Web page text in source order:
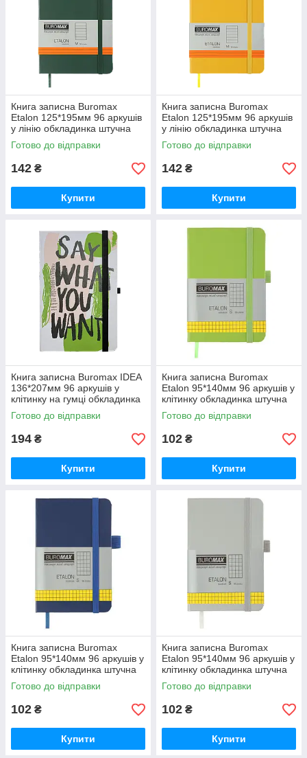
Книга записна Buromax
Etalon 125*195мм 96 аркушів
у лінію обкладинка штучна
шкіра Зелена (BM.291260-04)
Готово до відправки
142 ₴
Купити
Книга записна Buromax
Etalon 125*195мм 96 аркушів
у лінію обкладинка штучна
шкіра Жовта (BM.291260-08)
Готово до відправки
142 ₴
Купити
Книга записна Buromax IDEA
136*207мм 96 аркушів у
клітинку на гумці обкладинка
тверда ламінована бежева
Готово до відправки
194 ₴
Купити
Книга записна Buromax
Etalon 95*140мм 96 аркушів у
клітинку обкладинка штучна
шкіра салатова (BM.296160-
15)
Готово до відправки
102 ₴
Купити
Книга записна Buromax
Etalon 95*140мм 96 аркушів у
клітинку обкладинка штучна
шкіра Синій (BM.296160-02)
Готово до відправки
102 ₴
Купити
Книга записна Buromax
Etalon 95*140мм 96 аркушів у
клітинку обкладинка штучна
шкіра Срібний (BM.296160-
24)
Готово до відправки
102 ₴
Купити